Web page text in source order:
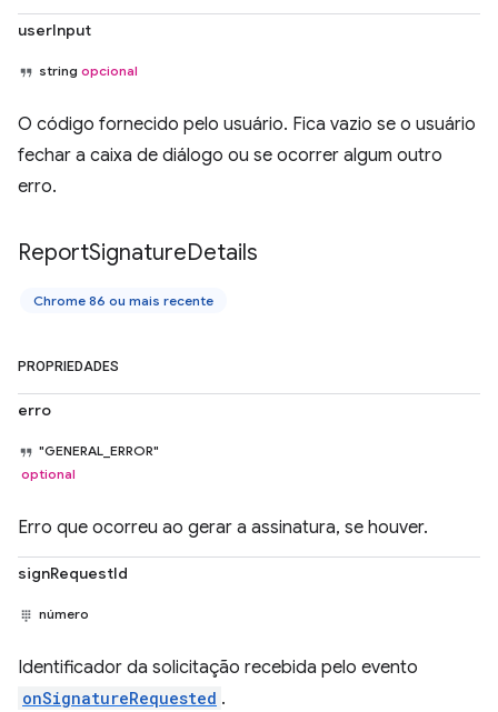
userInput
string opcional
O código fornecido pelo usuário. Fica vazio se o usuário
fechar a caixa de diálogo ou se ocorrer algum outro
erro.
ReportSignatureDetails
Chrome 86 ou mais recente
PROPRIEDADES
erro
"GENERAL_ERROR"
optional
Erro que ocorreu ao gerar a assinatura, se houver.
signRequestId
número
Identificador da solicitação recebida pelo evento
onSignatureRequested .